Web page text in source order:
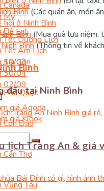
Canada
Mỹ
Tết Dương Lịch
Tết Âm Lịch
10/03
30/04
02/09
giá Agoda
giá Klook
Đà Lạt
Sài Gòn
Phú Quốc
Côn Đảo
Cần Thơ
Vũng Tàu
Bình(Các quán ăn, món
hội ở Ninh Bình
Bình(Mua quà lưu niệm,
Bình(Thông tin về
Bình
đầu tại Ninh Bình
lịch Tràng An & giá